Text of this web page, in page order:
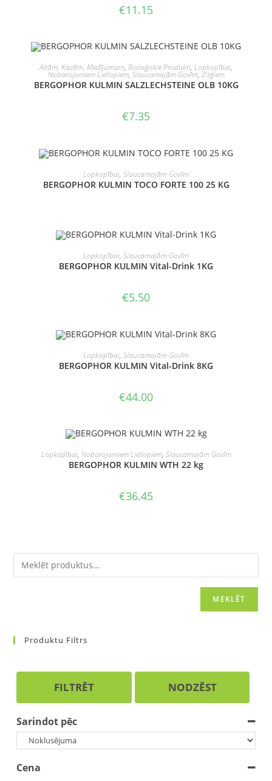
€11.15
PIEVIENOT GROZAM
Aitām, Kazām, Medījumam, Bioloģiskie Produkti, Lopkopībai,
Nobarojamiem Liellopiem, Slaucamajām Govīm, Zirgiem
BERGOPHOR KULMIN SALZLECHSTEINE OLB 10KG
€7.35
LASĪT VAIRĀK
Lopkopībai, Slaucamajām Govīm
BERGOPHOR KULMIN TOCO FORTE 100 25 KG
PIEVIENOT GROZAM
Lopkopībai, Slaucamajām Govīm
BERGOPHOR KULMIN Vital-Drink 1KG
€5.50
PIEVIENOT GROZAM
Lopkopībai, Slaucamajām Govīm
BERGOPHOR KULMIN Vital-Drink 8KG
€44.00
PIEVIENOT GROZAM
Lopkopībai, Nobarojamiem Liellopiem, Slaucamajām Govīm
BERGOPHOR KULMIN WTH 22 kg
€36.45
MEKLĒT
Produktu Filtrs
FILTRĒT NODZĒST
Sarindot pēc
Cena